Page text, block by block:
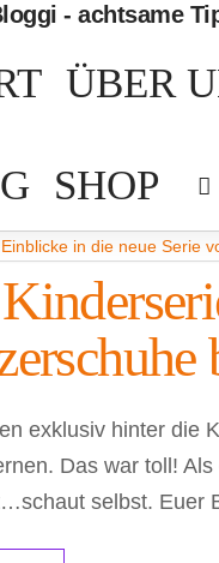
ÜBER
SHOP
exklusiv hinter die
Das war toll!
selbst. Euer